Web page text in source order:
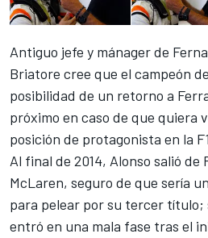
Antiguo jefe y mánager de
Briatore cree que el campeón
posibilidad de un retorno a
próximo en caso de que quiera
posición de protagonista en la
Al final de 2014, Alonso salió de
McLaren, seguro de que sería
para pelear por su tercer título;
entró en una mala fase tras el